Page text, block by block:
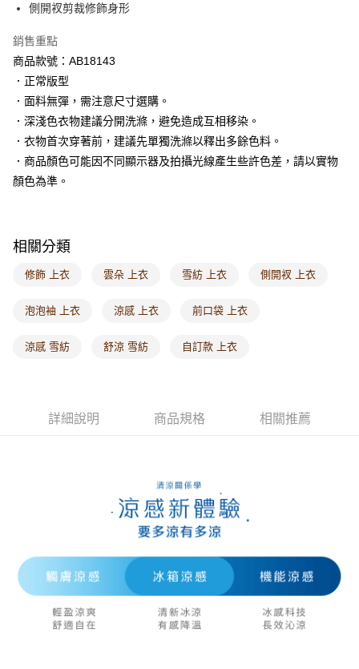
每筆NT$60，滿NT$1,000(含以上)免運費
付款後7-11取貨
每筆NT$60，滿NT$1,000(含以上)免運費
宅配
每筆NT$120，滿NT$1,000(含以上)免運費
付款後門市自取
每筆NT$60，滿NT$1,000(含以上)免運費
海外配送-歐美地區
側開衩剪裁修飾身形
銷售重點
商品款號：AB18143
．正常版型
．面料無彈，需注意尺寸選購。
．深淺色衣物建議分開洗滌，避免造成互相移染。
．衣物首次穿著前，建議先單獨洗滌以釋出多餘色料。
．商品顏色可能因不同顯示器及拍攝光線產生些許色差，請以實物
顏色為準。
相關分類
修飾 上衣 雲朵 上衣 雪紡 上衣 側開衩 上衣
泡泡袖 上衣 涼感 上衣 前口袋 上衣
涼感 雪紡 舒涼 雪紡 自訂款 上衣
詳細說明 商品規格 相關推薦